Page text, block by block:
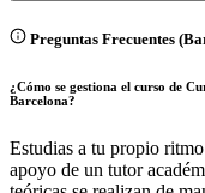
Preguntas Frecuentes (
¿Cómo se gestiona el curso de
Barcelona?
Estudias a tu propio
apoyo de un tutor